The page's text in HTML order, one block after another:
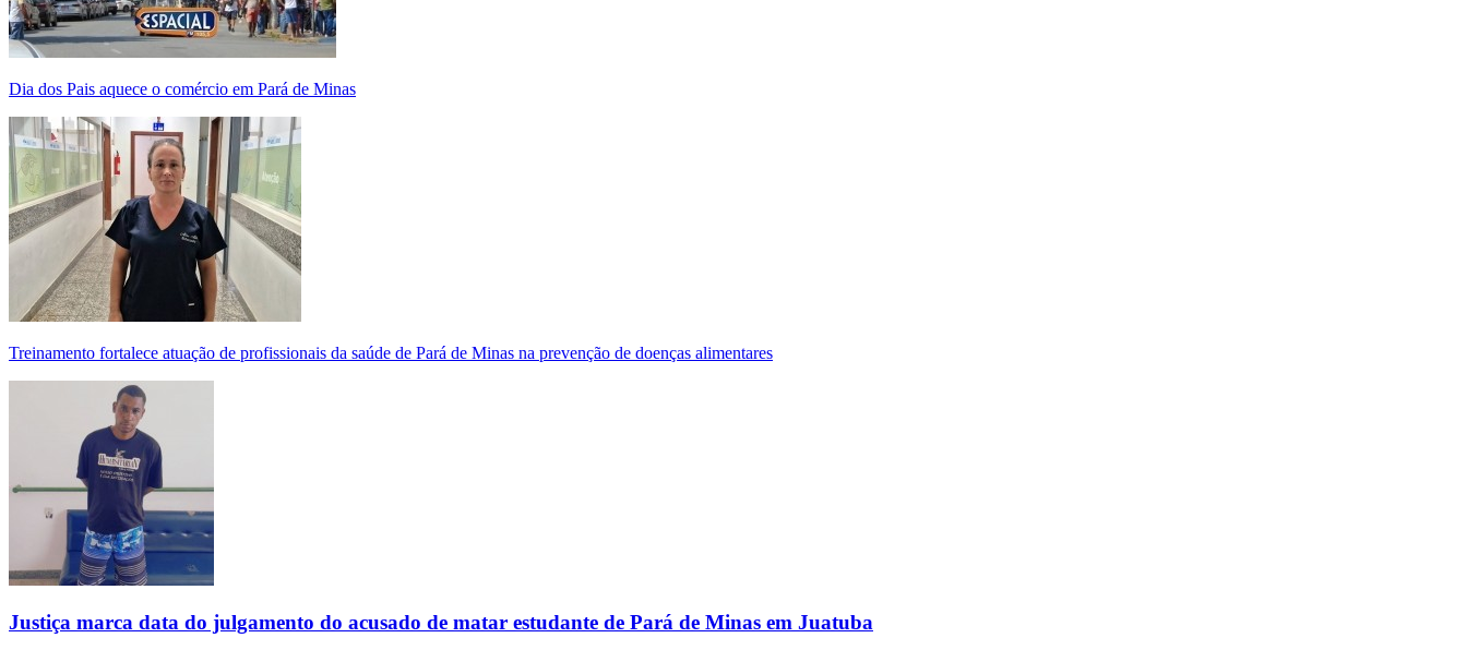
Dia dos Pais aquece o comércio em Pará de Minas
Treinamento fortalece atuação de profissionais da saúde de Pará de Minas na prevenção de doenças alimentares
Justiça marca data do julgamento do acusado de matar estudante de Pará de Minas em Juatuba